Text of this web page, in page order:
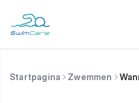
Startpagina Zwemmen